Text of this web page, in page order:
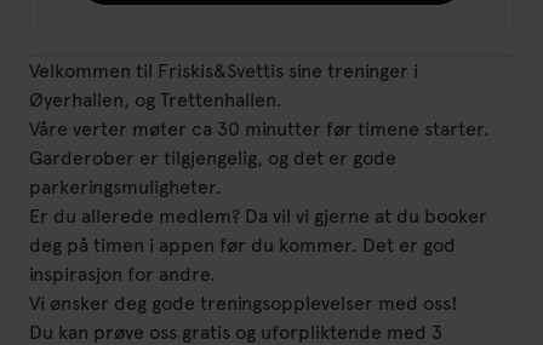
Velkommen til Friskis&Svettis sine treninger i
Øyerhallen, og Trettenhallen.
Våre verter møter ca 30 minutter før timene starter.
Garderober er tilgjengelig, og det er gode
parkeringsmuligheter.
Er du allerede medlem? Da vil vi gjerne at du booker
deg på timen i appen før du kommer. Det er god
inspirasjon for andre.
Vi ønsker deg gode treningsopplevelser med oss!
Du kan prøve oss gratis og uforpliktende med 3